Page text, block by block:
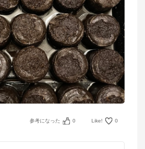
参考になった 0 Like! 0